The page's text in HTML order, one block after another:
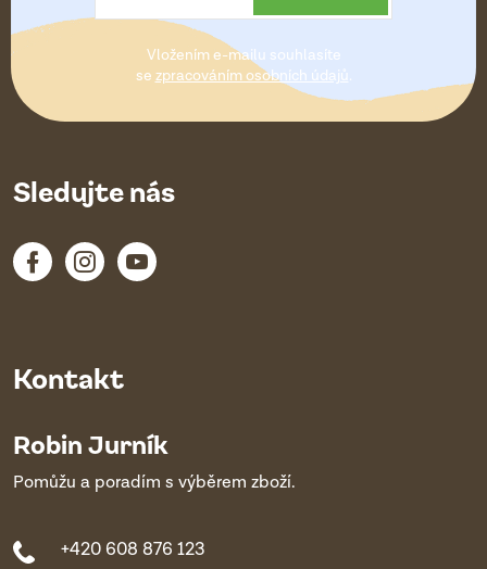
t
Vložením e-mailu souhlasíte
se zpracováním osobních údajů.
Kontakt
Robin Jurník
Pomůžu a poradím s výběrem zboží.
+420 608 876 123
Sledujte nás